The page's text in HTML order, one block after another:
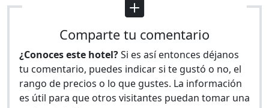
Comparte tu comentario
¿Conoces este hotel?Si es así entonces déjanos
tu comentario, puedes indicar si te gustó o no, el
rango de precios o lo que gustes. La información
es útil para que otros visitantes puedan tomar una